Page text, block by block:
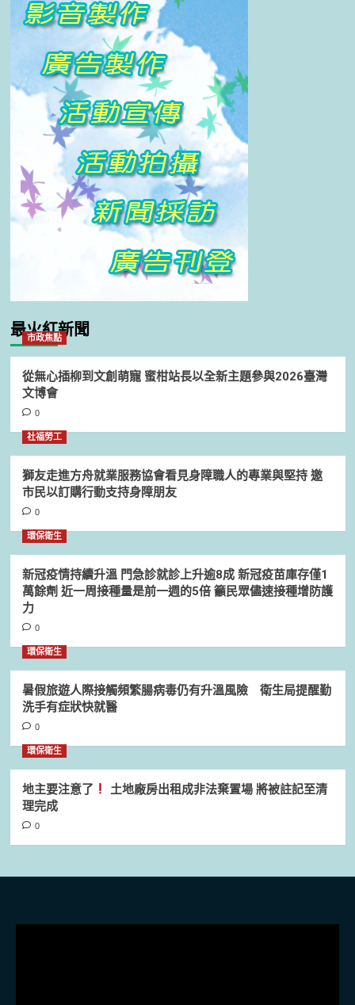
最火紅新聞
市政焦點
從無心插柳到文創萌寵 蜜柑站長以全新主題參與2026臺灣
文博會
0
社福勞工
獅友走進方舟就業服務協會看見身障職人的專業與堅持 邀
市民以訂購行動支持身障朋友
0
環保衛生
新冠疫情持續升溫 門急診就診上升逾8成 新冠疫苗庫存僅1
萬餘劑 近一周接種量是前一週的5倍 籲民眾儘速接種增防護
力
0
環保衛生
暑假旅遊人際接觸頻繁腸病毒仍有升溫風險 衛生局提醒勤
洗手有症狀快就醫
0
環保衛生
地主要注意了
土地廠房出租成非法棄置場 將被註記至清
理完成
0